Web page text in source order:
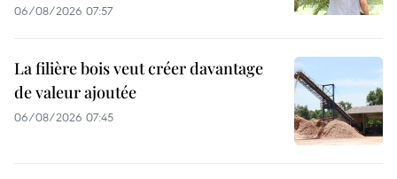
06/08/2026 07:57
La filière bois veut créer davantage
de valeur ajoutée
06/08/2026 07:45